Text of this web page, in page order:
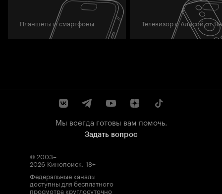
Планшеты и смартфоны Телевизор с Алисой от
Мы всегда готовы вам помочь.
Задать вопрос
© 2003–
2026 Кинопоиск. 18+
Федеральные каналы
доступны для бесплатного
просмотра круглосуточно